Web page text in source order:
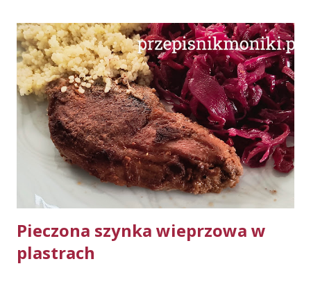
rozdrabniamy ząbki czosnku. Pietruszkę myjemy, otrząsamy
z wody, obrywamy listki i drobno siekamy. Do miski
przekładamy czosnek, pietruszkę, dodajemy crème fraîche,
jogurt naturalny, musztardę, sól oraz pieprz. Dokładnie
mieszamy, do połączenia składników. Gotowy sos
wstawiamy do lodówki. By sos zgęstniał i nabrał przyjemnie
kremowej konsystencji, warto przygotować go
przynajmniej dzień wcześniej i pozostawić w lodówce na
całą noc. Sos świetnie pasuje do dań z ryby, sałatek oraz,
oczywiście, d...
Pieczona szynka wieprzowa w
plastrach